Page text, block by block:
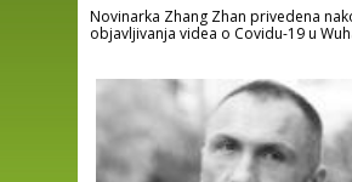
Novinarka Zhang Zhan privedena
objavljivanja videa o Covidu-19 u